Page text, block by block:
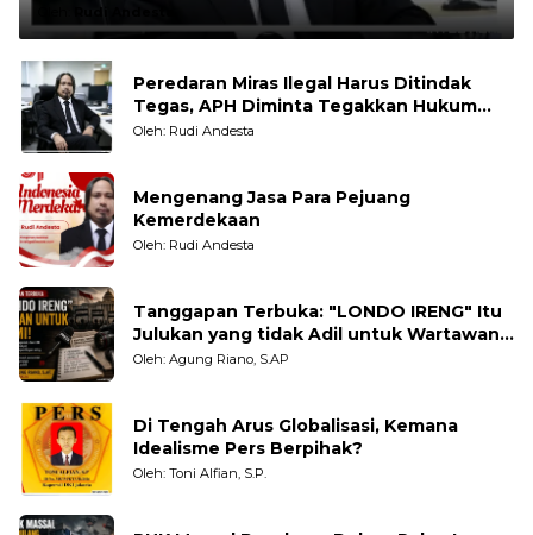
Rudi Andesta
Peredaran Miras Ilegal Harus Ditindak
Tegas, APH Diminta Tegakkan Hukum
Tanpa Pandang Bulu
Oleh: Rudi Andesta
Mengenang Jasa Para Pejuang
Kemerdekaan
Oleh: Rudi Andesta
Tanggapan Terbuka: "LONDO IRENG" Itu
Julukan yang tidak Adil untuk Wartawan,
Pengamat dan LSM
Oleh: Agung Riano, S.AP
Di Tengah Arus Globalisasi, Kemana
Idealisme Pers Berpihak?
Oleh: Toni Alfian, S.P.